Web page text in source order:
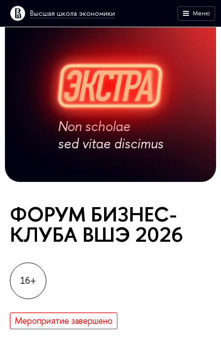
Высшая школа экономики Меню
Non scholae
sed vitae discimus
ФОРУМ БИЗНЕС-
КЛУБА ВШЭ 2026
16+
Мероприятие завершено